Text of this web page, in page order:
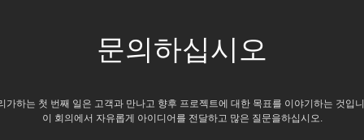
문의하십시오
가하는 첫 번째 일은 고객과 만나고 향후 프로젝트에 대한 목표를 이야기하는 것입
이 회의에서 자유롭게 아이디어를 전달하고 많은 질문을하십시오.